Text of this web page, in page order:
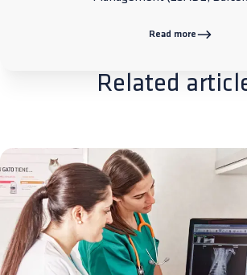
Read more
Related